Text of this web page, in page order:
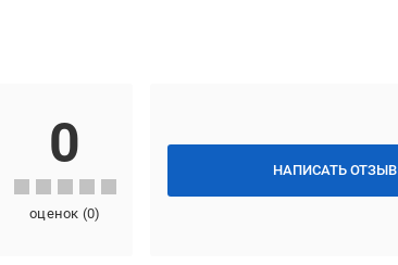
НАПИСАТЬ ОТЗЫВ
0
оценок (0)